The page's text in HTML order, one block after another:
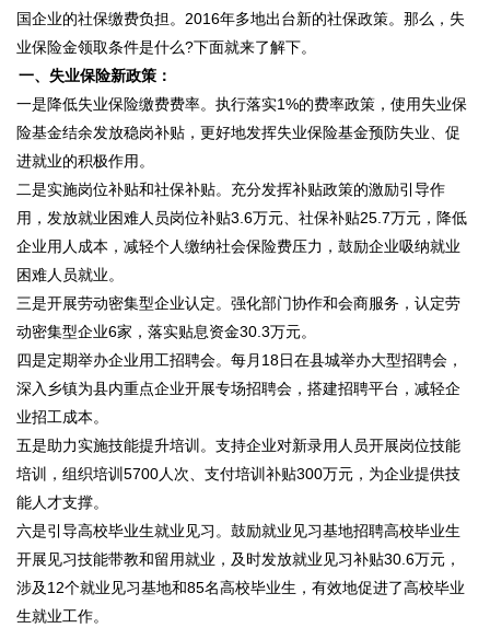
国企业的社保缴费负担。2016年多地出台新的社保政策。那么，失
业保险金领取条件是什么?下面就来了解下。
一、失业保险新政策：
一是降低失业保险缴费费率。执行落实1%的费率政策，使用失业保
险基金结余发放稳岗补贴，更好地发挥失业保险基金预防失业、促
进就业的积极作用。
二是实施岗位补贴和社保补贴。充分发挥补贴政策的激励引导作
用，发放就业困难人员岗位补贴3.6万元、社保补贴25.7万元，降低
企业用人成本，减轻个人缴纳社会保险费压力，鼓励企业吸纳就业
困难人员就业。
三是开展劳动密集型企业认定。强化部门协作和会商服务，认定劳
动密集型企业6家，落实贴息资金30.3万元。
四是定期举办企业用工招聘会。每月18日在县城举办大型招聘会，
深入乡镇为县内重点企业开展专场招聘会，搭建招聘平台，减轻企
业招工成本。
五是助力实施技能提升培训。支持企业对新录用人员开展岗位技能
培训，组织培训5700人次、支付培训补贴300万元，为企业提供技
能人才支撑。
六是引导高校毕业生就业见习。鼓励就业见习基地招聘高校毕业生
开展见习技能带教和留用就业，及时发放就业见习补贴30.6万元，
涉及12个就业见习基地和85名高校毕业生，有效地促进了高校毕业
生就业工作。